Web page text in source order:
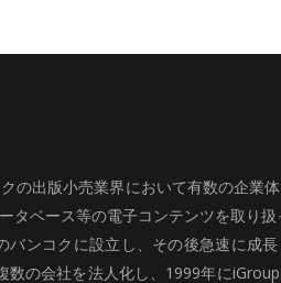
の出版小売業界において有数の企業
タベース等の電子コンテンツを取り
ンコクに設立し、その後急速に成長
数の会社を法人化し、1999年に